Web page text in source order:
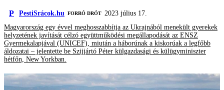
P PestiSrácok.hu FORRÓ DRÓT
2023 július 17.
Magyarország egy évvel meghosszabbítja az Ukrajnából menekült gyerekek
helyzetének javítását célzó együttműködési megállapodását az ENSZ
Gyermekalapjával (UNICEF), miután a háborúnak a kiskorúak a legfőbb
áldozatai – jelentette be Szijjártó Péter külgazdasági és külügyminiszter
hétfőn, New Yorkban.